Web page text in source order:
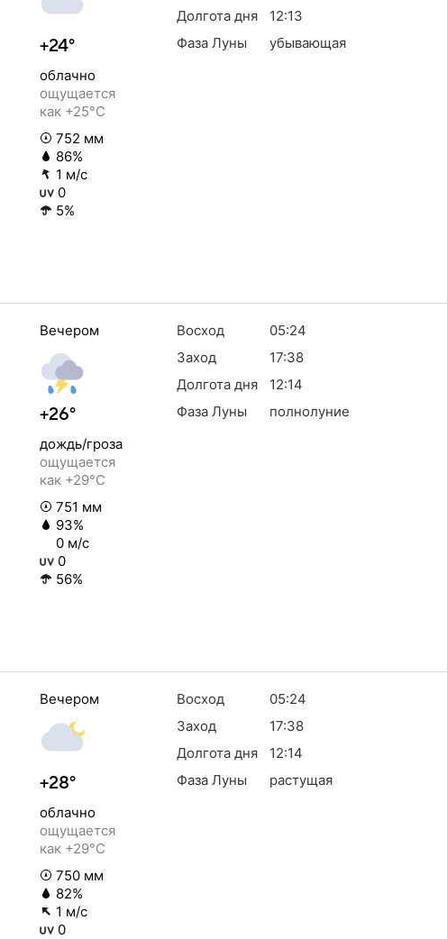
+24°
облачно
ощущается
как +25°C
752 мм
86%
1 м/с
0
5%
Долгота дня
12:13
Фаза Луны
убывающая
Вечером
+26°
дождь/гроза
ощущается
как +29°C
751 мм
93%
0 м/с
0
56%
Восход
05:24
Заход
17:38
Долгота дня
12:14
Фаза Луны
полнолуние
Вечером
+28°
облачно
ощущается
как +29°C
750 мм
82%
1 м/с
0
Восход
05:24
Заход
17:38
Долгота дня
12:14
Фаза Луны
растущая